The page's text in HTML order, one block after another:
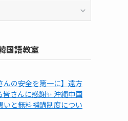
国語教室
んの安全を第一に】遠方
さんに感謝✨ 沖縄中国
いと無料補講制度につい